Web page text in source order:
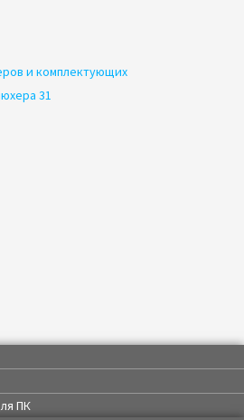
и комплектующих
31
ПК